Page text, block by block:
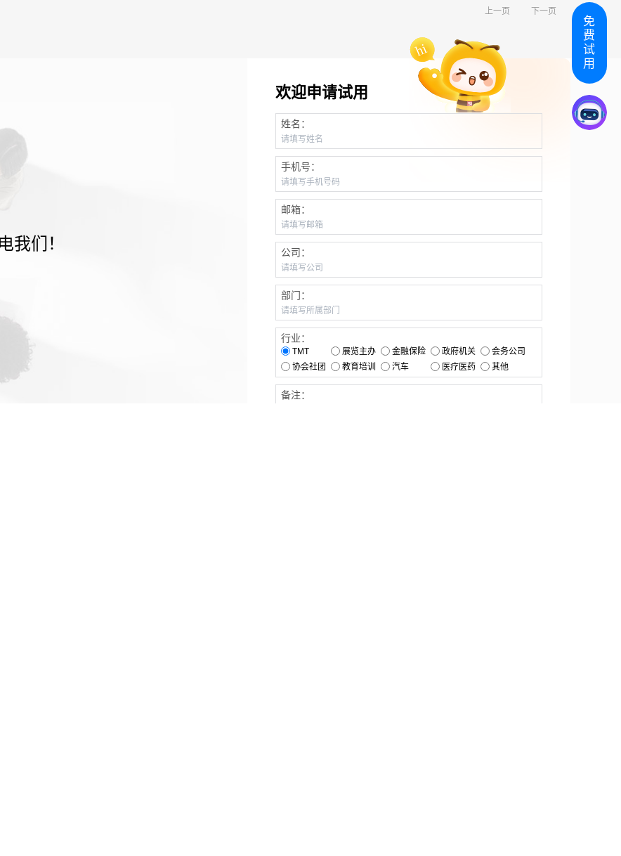
上一页 下一页
我们！
欢迎申请试用
姓名：
手机号：
邮箱：
公司：
部门：
行业：
TMT 展览主办 金融保险 政府机关
会务公司
协会社团
教育培训 汽车 医疗医药 其他
备注：
免
费
试
用